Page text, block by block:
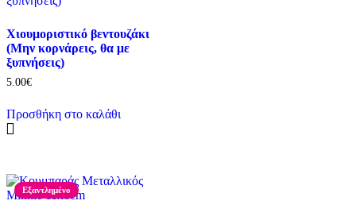
Χιουμοριστικό βεντουζάκι
(Μην κορνάρεις, θα με
ξυπνήσεις)
5.00€
Προσθήκη στο καλάθι
Εξαντλημένο